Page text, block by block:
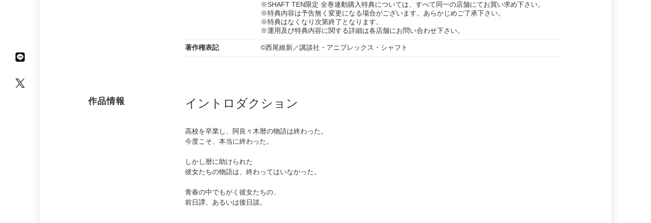
※SHAFT TEN限定 全巻連動購入特典については、すべて同一の店舗にてお買い求め下さい。
※特典内容は予告無く変更になる場合がございます。あらかじめご了承下さい。
※特典はなくなり次第終了となります。
※運用及び特典内容に関する詳細は各店舗にお問い合わせ下さい。
著作権表記 ©西尾維新／講談社・アニプレックス・シャフト
作品情報 イントロダクション
高校を卒業し、阿良々木暦の物語は終わった。
今度こそ、本当に終わった。
しかし暦に助けられた
彼女たちの物語は、終わってはいなかった。
青春の中でもがく彼女たちの、
前日譚、あるいは後日談。